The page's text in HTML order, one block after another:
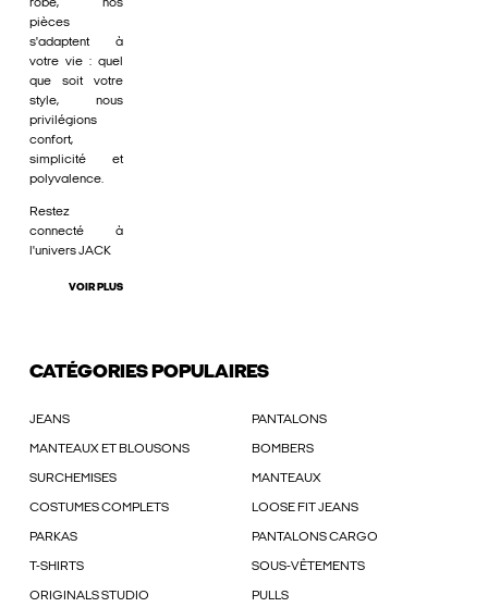
robe, nos
pièces
s'adaptent à
votre vie : quel
que soit votre
style, nous
privilégions
confort,
simplicité et
polyvalence.
Restez
connecté à
l'univers JACK
VOIR PLUS
CATÉGORIES POPULAIRES
JEANS PANTALONS
MANTEAUX ET BLOUSONS BOMBERS
SURCHEMISES MANTEAUX
COSTUMES COMPLETS LOOSE FIT JEANS
PARKAS PANTALONS CARGO
T-SHIRTS SOUS-VÊTEMENTS
ORIGINALS STUDIO PULLS